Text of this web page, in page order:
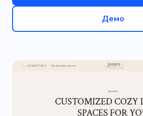
Демо